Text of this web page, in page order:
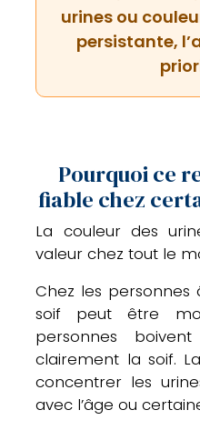
urines ou
persistante,
Pourquoi ce
fiable chez
La couleur des
valeur chez tout le
Chez les personnes
soif peut être
personnes
clairement la soif.
concentrer les
avec l’âge ou